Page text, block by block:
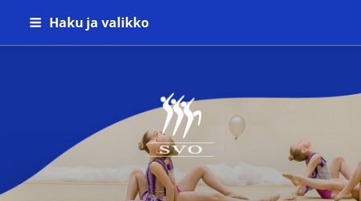
Siirry
Haku ja valikko
Seinäjoen Voimistelijat ry